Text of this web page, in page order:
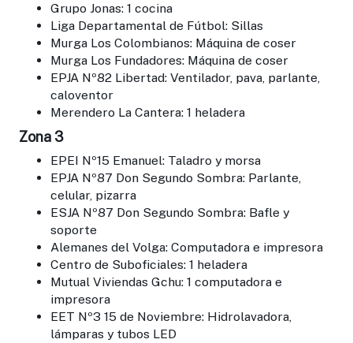
Grupo Jonas: 1 cocina
Liga Departamental de Fútbol: Sillas
Murga Los Colombianos: Máquina de coser
Murga Los Fundadores: Máquina de coser
EPJA Nº82 Libertad: Ventilador, pava, parlante,
caloventor
Merendero La Cantera: 1 heladera
Zona 3
EPEI Nº15 Emanuel: Taladro y morsa
EPJA Nº87 Don Segundo Sombra: Parlante,
celular, pizarra
ESJA Nº87 Don Segundo Sombra: Bafle y
soporte
Alemanes del Volga: Computadora e impresora
Centro de Suboficiales: 1 heladera
Mutual Viviendas Gchu: 1 computadora e
impresora
EET Nº3 15 de Noviembre: Hidrolavadora,
lámparas y tubos LED